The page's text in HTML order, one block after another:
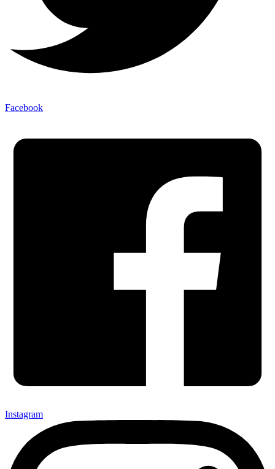
Facebook
Instagram